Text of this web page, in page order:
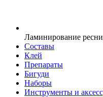
Ламинирование
Составы
Клей
Препараты
Бигуди
Наборы
Инструменты и